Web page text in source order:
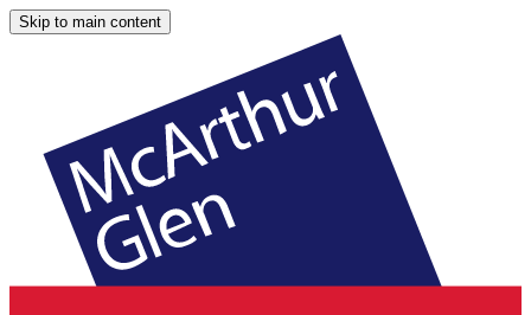
Skip to main content